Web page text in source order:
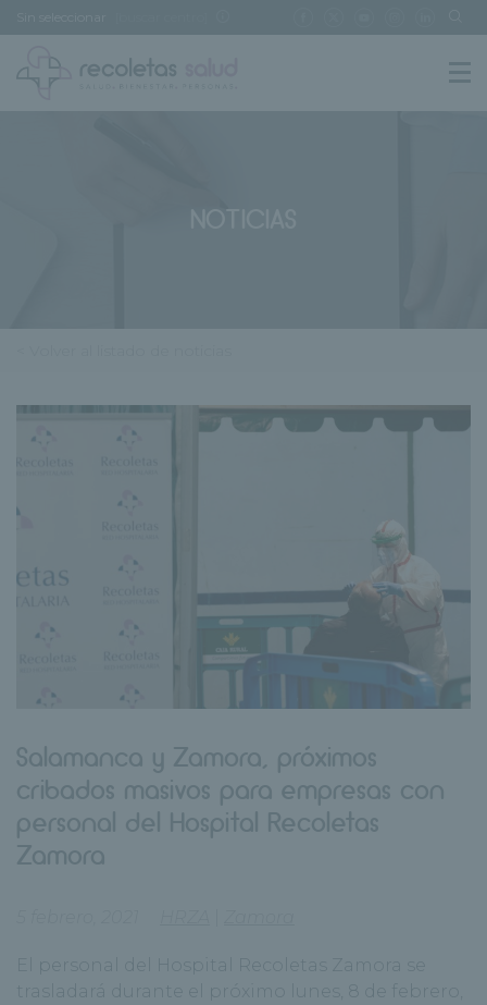
NOTICIAS
Salamanca y Zamora, próximos
cribados masivos para empresas con
personal del Hospital Recoletas
Zamora
El personal del Hospital Recoletas Zamora se
trasladará durante el próximo lunes, 8 de febrero,